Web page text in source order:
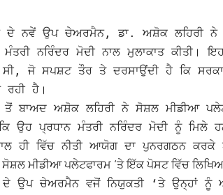
ਦੇ ਨਵੇਂ ਉਪ ਚੇਅਰਮੈਨ, ਡਾ. ਅਸ਼ੋਕ ਲਹਿਰੀ ਨੇ
ਨਰਿੰਦਰ ਮੋਦੀ ਨਾਲ ਮੁਲਾਕਾਤ ਕੀਤੀ।
ਸੀ, ਜੋ ਸਪਸ਼ਟ ਤੌਰ ਤੇ ਦਰਸਾਉਂਦੀ ਹੈ ਕਿ
ਹੈ।
ਤੋਂ ਬਾਅਦ ਅਸ਼ੋਕ ਲਹਿਰੀ ਨੇ ਸੋਸ਼ਲ ਮੀਡੀਆ
ਉਹ ਪ੍ਰਧਾਨ ਮੰਤਰੀ ਨਰਿੰਦਰ ਮੋਦੀ ਨੂੰ
ਹੀ ਵਿੱਚ ਨੀਤੀ ਆਯੋਗ ਦਾ ਪੁਨਰਗਠਨ ਕਰਕੇ
ਮੀਡੀਆ ਪਲੇਟਫਾਰਮ ‘ਤੇ ਇੱਕ ਪੋਸਟ ਵਿੱਚ
ਉਪ ਚੇਅਰਮੈਨ ਵਜੋਂ ਨਿਯੁਕਤੀ ‘ਤੇ ਉਨ੍ਹਾਂ ਨੂੰ